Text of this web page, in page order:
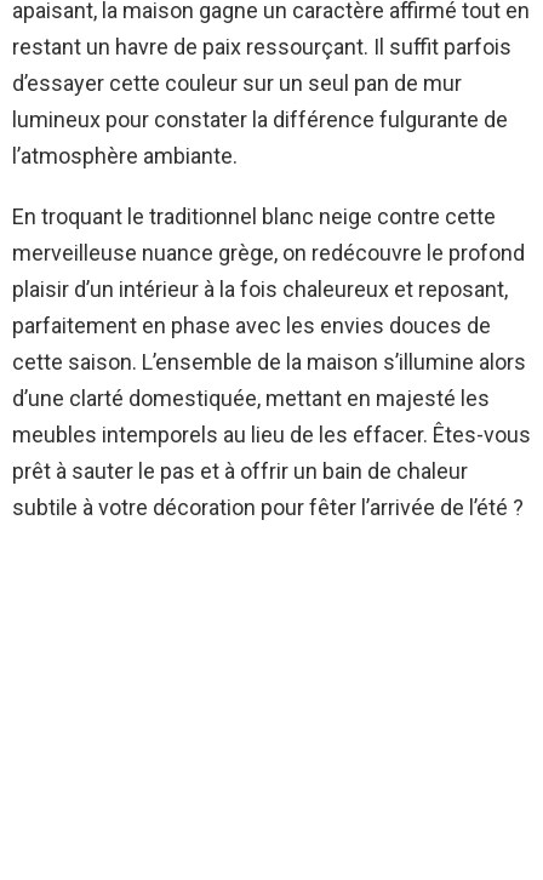
apaisant, la maison gagne un caractère affirmé tout en
restant un havre de paix ressourçant. Il suffit parfois
d’essayer cette couleur sur un seul pan de mur
lumineux pour constater la différence fulgurante de
l’atmosphère ambiante.
En troquant le traditionnel blanc neige contre cette
merveilleuse nuance grège, on redécouvre le profond
plaisir d’un intérieur à la fois chaleureux et reposant,
parfaitement en phase avec les envies douces de
cette saison. L’ensemble de la maison s’illumine alors
d’une clarté domestiquée, mettant en majesté les
meubles intemporels au lieu de les effacer. Êtes-vous
prêt à sauter le pas et à offrir un bain de chaleur
subtile à votre décoration pour fêter l’arrivée de l’été ?